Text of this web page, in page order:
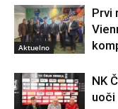
Aktuelno
Prvi
NK
uoči